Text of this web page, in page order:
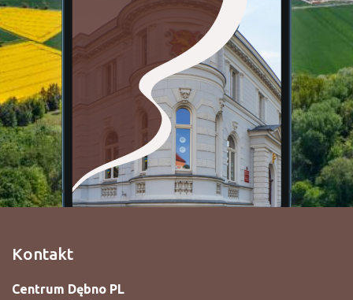
Kontakt
Centrum Dębno PL